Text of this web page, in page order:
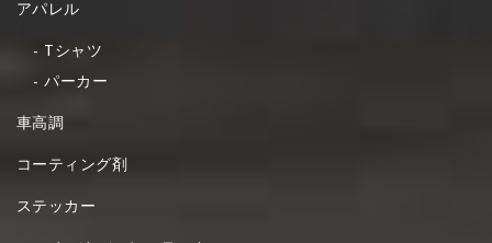
アパレル
Tシャツ
パーカー
車高調
コーティング剤
ステッカー